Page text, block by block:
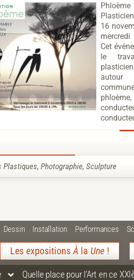
16
Cet
le
autour
Plastiques, Photographie, Sculpture
Dessin Installation Performances
Les expositionsÀ la Une !
Quelle place pour l’Art en ce